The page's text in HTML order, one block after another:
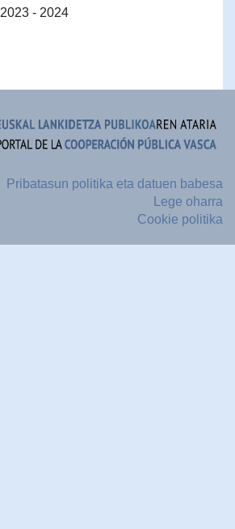
2023 - 2024
Pribatasun politika eta datuen babesa
Lege oharra
Cookie politika